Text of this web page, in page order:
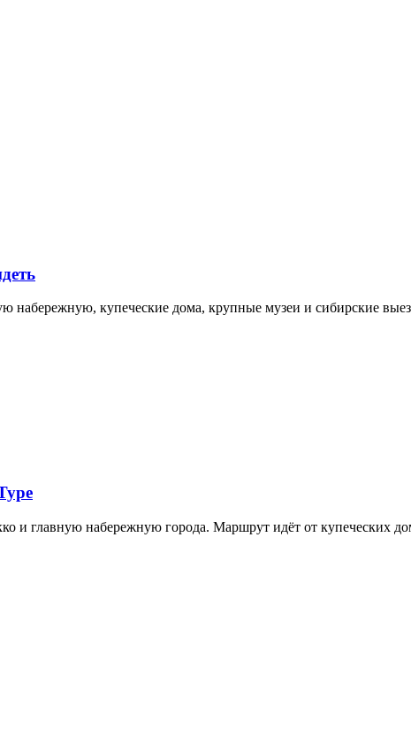
набережную, купеческие дома, крупные музеи и сибирские
и главную набережную города. Маршрут идёт от купеческих